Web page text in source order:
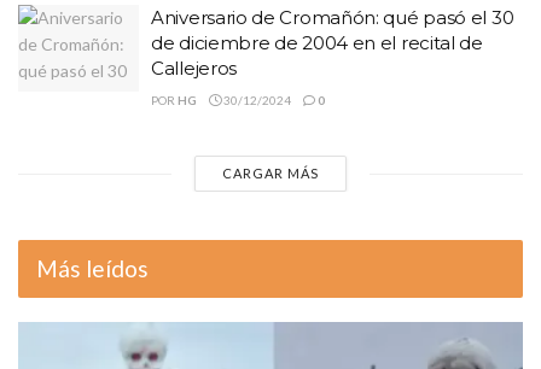
Aniversario de Cromañón: qué pasó el 30
de diciembre de 2004 en el recital de
Callejeros
POR HG 30/12/2024 0
CARGAR MÁS
Más leídos